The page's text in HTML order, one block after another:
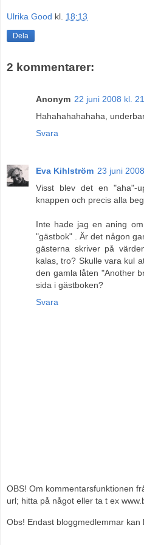
Ulrika Good kl. 18:13
Dela
2 kommentarer:
Anonym 22 juni 2008 kl.
Hahahahahahaha,
Svara
Eva Kihlström 23 juni
Visst blev det en "aha"-
knappen och precis alla
Inte hade jag en aning
"gästbok" . Är det någon
gästerna skriver på
kalas, tro? Skulle vara kul
den gamla låten "Another
sida i gästboken?
Svara
OBS! Om kommentarsfunktionen
url; hitta på något eller ta t ex
Obs! Endast bloggmedlemmar kan